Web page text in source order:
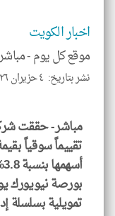
اخبار الكويت
موقع كل يوم -
نشر بتاريخ: ٤ حزيران ٢٠٢٦
مباشر- حققت
تقييماً سوقياً بقيمة 3.54
بورصة نيويورك
تمويلية بسلسلة